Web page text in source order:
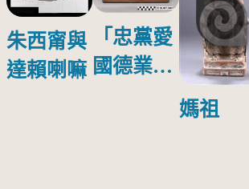
朱西甯與
達賴喇嘛
「忠黨愛
國德業並
媽祖